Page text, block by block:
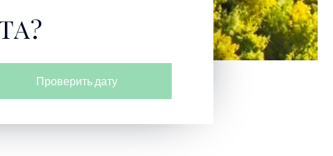
Проверить дату